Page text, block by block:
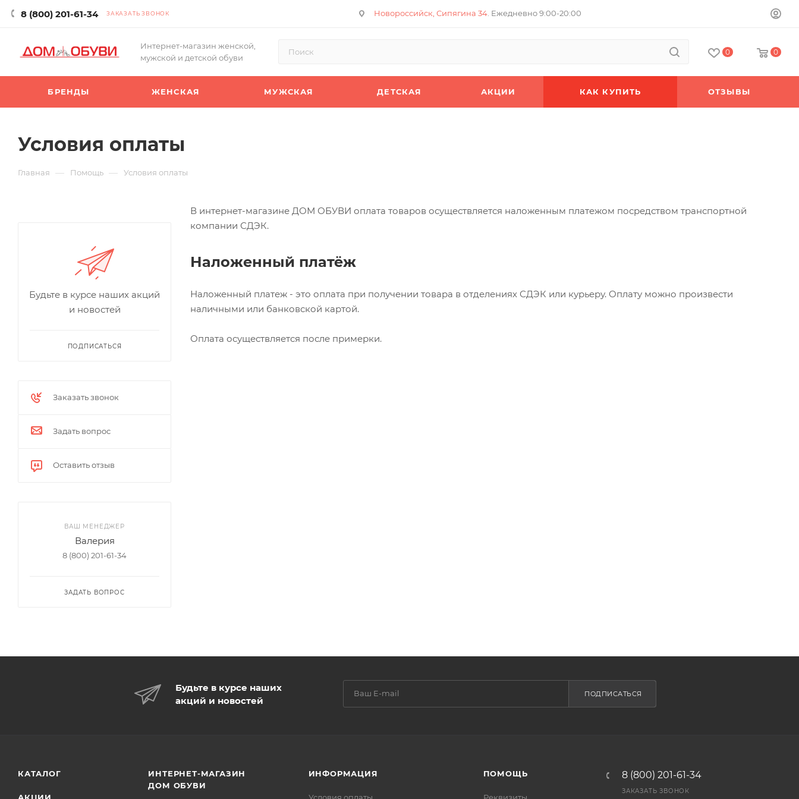
8 (800) 201-61-34 ЗАКАЗАТЬ ЗВОНОК Новороссийск, Сипягина 34. Ежедневно 9:00-20:00
Интернет-магазин женской,
мужской и детской обуви
0 0
БРЕНДЫ ЖЕНСКАЯ МУЖСКАЯ ДЕТСКАЯ АКЦИИ КАК КУПИТЬ ОТЗЫВЫ
Условия оплаты
Главная — Помощь — Условия оплаты
В интернет-магазине ДОМ ОБУВИ оплата товаров осуществляется наложенным платежом посредством транспортной
компании СДЭК.
Наложенный платёж
Наложенный платеж - это оплата при получении товара в отделениях СДЭК или курьеру. Оплату можно произвести
наличными или банковской картой.
Оплата осуществляется после примерки.
Будьте в курсе наших акций
и новостей
ПОДПИСАТЬСЯ
Заказать звонок
Задать вопрос
Оставить отзыв
ВАШ МЕНЕДЖЕР
Валерия
8 (800) 201-61-34
ЗАДАТЬ ВОПРОС
Будьте в курсе наших
акций и новостей
ПОДПИСАТЬСЯ
КАТАЛОГ
ИНТЕРНЕТ-МАГАЗИН
ДОМ ОБУВИ
ИНФОРМАЦИЯ ПОМОЩЬ 8 (800) 201-61-34
ЗАКАЗАТЬ ЗВОНОК